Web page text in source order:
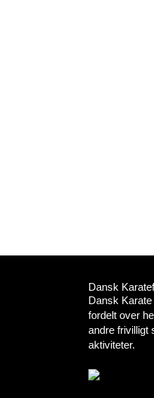
Dansk
Dansk
fordelt over
andre frivilligt
aktiviteter.